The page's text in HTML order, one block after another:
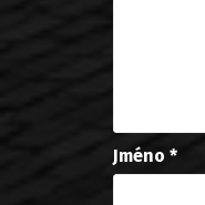
Jméno *